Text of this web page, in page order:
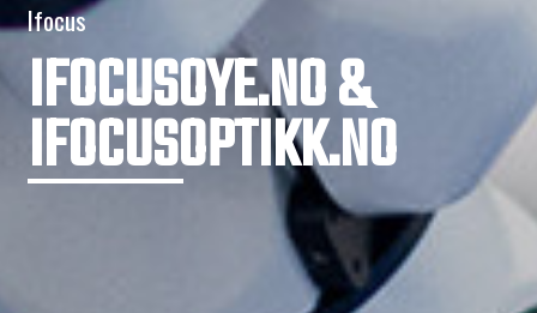
Ifocus
IFOCUSOYE.NO &
IFOCUSOPTIKK.NO